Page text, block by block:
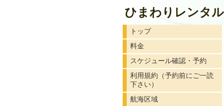
ひまわりレンタ
トップ
料金
スケジュール確認・予約
利用規約（予約前にご一読
下さい）
航海区域